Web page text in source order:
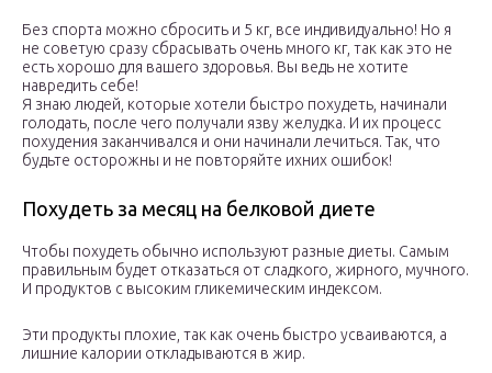
Без спорта можно сбросить и 5 кг, все индивидуально! Но я
не советую сразу сбрасывать очень много кг, так как это не
есть хорошо для вашего здоровья. Вы ведь не хотите
навредить себе!
Я знаю людей, которые хотели быстро похудеть, начинали
голодать, после чего получали язву желудка. И их процесс
похудения заканчивался и они начинали лечиться. Так, что
будьте осторожны и не повторяйте ихних ошибок!
Похудеть за месяц на белковой диете
Чтобы похудеть обычно используют разные диеты. Самым
правильным будет отказаться от сладкого, жирного, мучного.
И продуктов с высоким гликемическим индексом.
Эти продукты плохие, так как очень быстро усваиваются, а
лишние калории откладываются в жир.